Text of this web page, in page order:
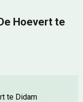
Hoevert te
te Didam